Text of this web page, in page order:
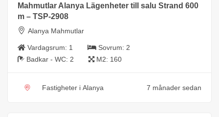
Mahmutlar Alanya Lägenheter till salu Strand 600
m – TSP-2908
Alanya Mahmutlar
Vardagsrum: 1 Sovrum: 2
Badkar - WC: 2 M2: 160
Fastigheter i Alanya 7 månader sedan